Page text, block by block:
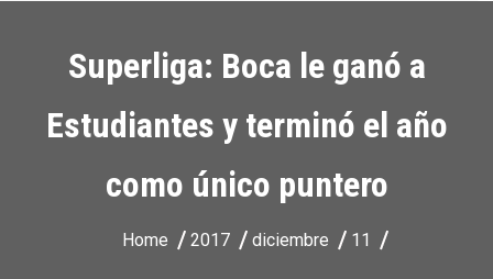
Superliga: Boca le ganó a
Estudiantes y terminó el año
como único puntero
Home 2017 diciembre 11